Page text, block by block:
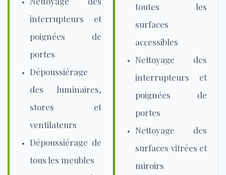
interrupteurs et
poignées de
portes
Dépoussiérage
des luminaires,
stores et
ventilateurs
Dépoussiérage de
tous les meubles
toutes les
surfaces
accessibles
Nettoyage des
interrupteurs et
poignées de
portes
Nettoyage des
surfaces vitrées et
miroirs